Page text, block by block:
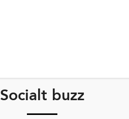
Socialt buzz